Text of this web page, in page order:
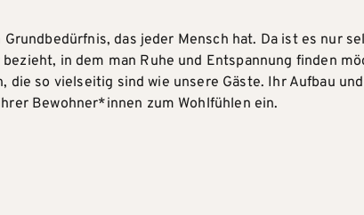
das jeder Mensch hat. Da ist es nur
in dem man Ruhe und Entspannung finden
so vielseitig sind wie unsere Gäste. Ihr Aufbau
Bewohner*innen zum Wohlfühlen ein.